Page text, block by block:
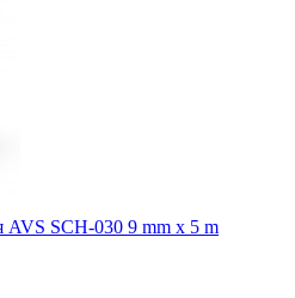
AVS SCH-030 9 mm x 5 m